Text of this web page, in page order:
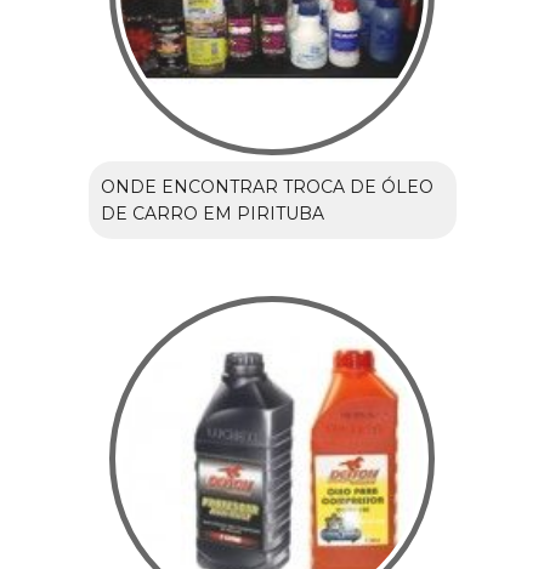
ONDE ENCONTRAR TROCA DE ÓLEO
DE CARRO EM PIRITUBA